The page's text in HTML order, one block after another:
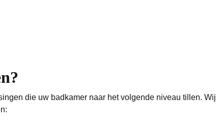
die uw badkamer naar het volgende niveau tillen. Wij